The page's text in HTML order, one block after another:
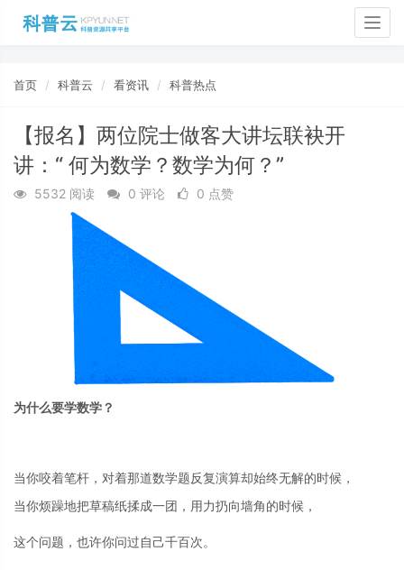
首页 科普云 看资讯 科普热点
【报名】两位院士做客大讲坛联袂开
讲：“ 何为数学？数学为何？”
5532 阅读 0 评论 0 点赞
为什么要学数学？
当你咬着笔杆 ， 对着那道数学题反复演算却始终无解的时候 ，
当你烦躁地把草稿纸揉成一团 ，用力扔向墙角的时候，
这个问题， 也许你问过自己千百次。